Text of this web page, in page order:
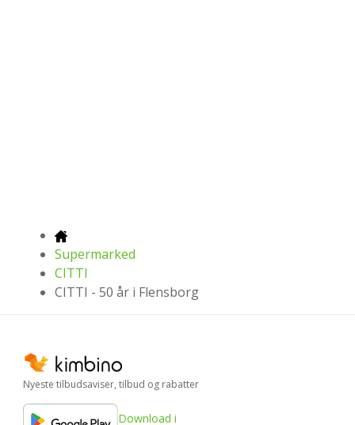
Supermarked
CITTI
CITTI - 50 år i Flensborg
Nyeste tilbudsaviser, tilbud og rabatter
Download i